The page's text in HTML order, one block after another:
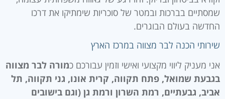
שמסתיים בברכות ובמטר של סוכריות שימתיקו את דרכו
החדשה בעולם הבוגרים.
שירותי הכנה לבר מצווה במרכז הארץ
אני מעניק ליווי מקצועי ואישי וזמין עבורכם כמורה לבר מצווה
בגבעת שמואל, פתח תקווה, קרית אונו, גני תקווה, תל
אביב, גבעתיים, רמת השרון ורמת גן (וגם בישובים